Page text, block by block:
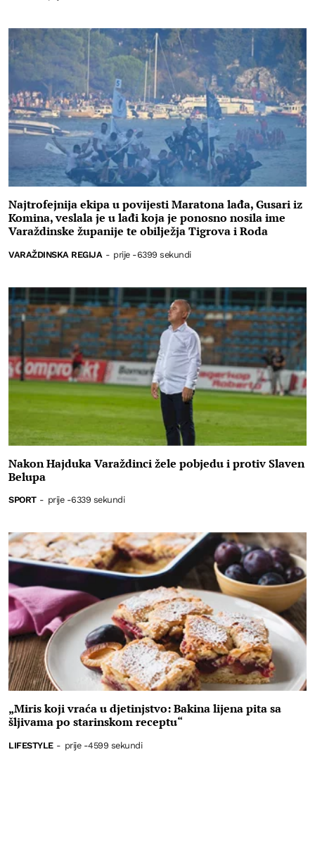
Najtrofejnija ekipa u povijesti Maratona lađa, Gusari iz
Komina, veslala je u lađi koja je ponosno nosila ime
Varaždinske županije te obilježja Tigrova i Roda
VARAŽDINSKA REGIJA - prije -6399 sekundi
Nakon Hajduka Varaždinci žele pobjedu i protiv Slaven
Belupa
SPORT - prije -6339 sekundi
„Miris koji vraća u djetinjstvo: Bakina lijena pita sa
šljivama po starinskom receptu“
LIFESTYLE - prije -4599 sekundi